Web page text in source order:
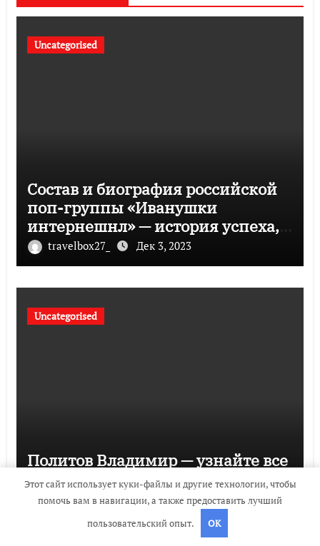
Uncategorised
Состав и биография российской
поп-группы «Иванушки
интернешнл» — история успеха,
музыка и судьбы участников
travelbox27_ Дек 3, 2023
Uncategorised
Политов Владимир — узнайте все
о его биографии, возрасте и
впечатляющих достижениях!
Дек 3, 2023
Этот сайт использует куки-файлы и другие технологии, чтобы
помочь вам в навигации, а также предоставить лучший
пользовательский опыт.
OK